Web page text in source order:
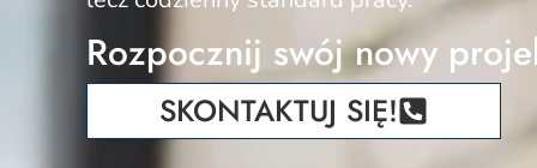
Rozpocznij swój nowy
SKONTAKTUJ SIĘ!